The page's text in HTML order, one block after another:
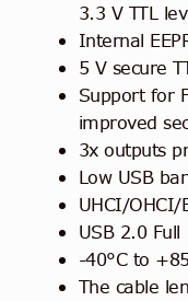
3.3 V TTL
Internal
5 V secure
Support for
improved
3x outputs
Low USB
UHCI/
USB 2.0
-40°C to
The cable